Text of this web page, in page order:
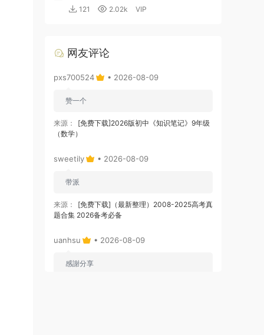
121 2.02k VIP
网友评论
pxs700524 • 2026-08-09
赞一个
来源：
[免费下载]2026版初中《知识笔记》9年级
（数学）
sweetily • 2026-08-09
带派
来源：
[免费下载]（最新整理）2008-2025高考真
题合集 2026备考必备
uanhsu • 2026-08-09
感謝分享